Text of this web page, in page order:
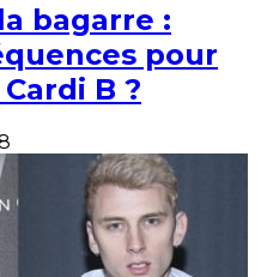
bagarre :
pour
B ?